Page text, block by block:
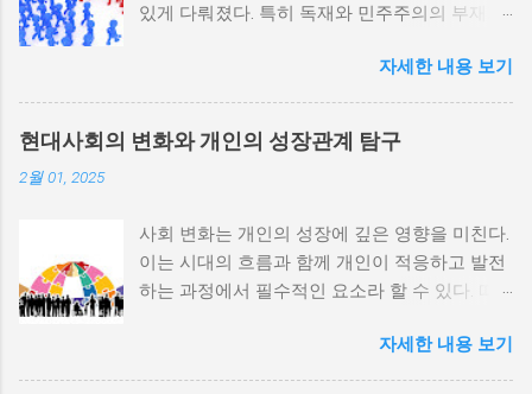
있게 다뤄졌다. 특히 독재와 민주주의의 부재가
정치적 파벌화와 경제·군사 체제의 불안정성이
내전의 촉매제가 된다는 사실은 우리에게 중요
한 교훈을 준다. 정치적 불안정성과 내전 발발
위험 정치적 불안정성은 내전 발발의 핵심 요인
적 갈등이 심화되고, 이로 인해 내전의 위험이
증가한다. 이와 같은 경우, 국민들은 정부에 대
한 불만을 느끼고, 체제 전복을 위해 무장 세력
역사적으로도 정치적 불안정성이 높은 국가에
서는 종종 내전이 발발했던 예가 많다. 이러한
자세한 내용 보기
현대사회의 변화와 개인의 성장관계 탐구
2월 01, 2025
사회 변화는 개인의 성장에 깊은 영향을 미친다.
이는 시대의 흐름과 함께 개인이 적응하고 발전
하는 과정에서 필수적인 요소라 할 수 있다. 따
탐구하는 것이 필요하다. 사회 변화의 의미와 구
조 사회 변화란 특정 사회의 구조, 문화, 가치관
자세한 내용 보기